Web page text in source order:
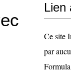
Lien
Ce site
par